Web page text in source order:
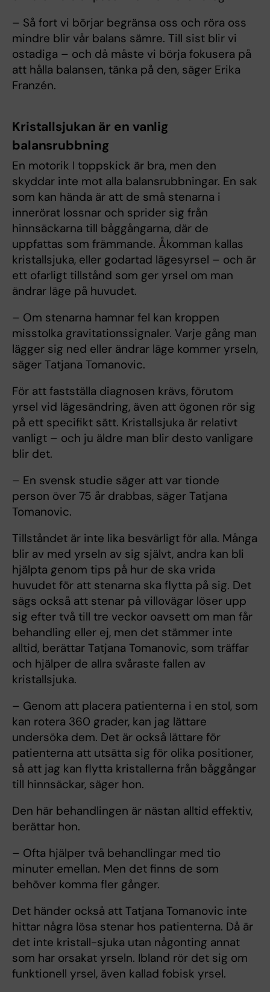
– Så fort vi börjar begränsa oss och röra oss
mindre blir vår balans sämre. Till sist blir vi
ostadiga – och då måste vi börja fokusera på
att hålla balansen, tänka på den, säger Erika
Franzén.
Kristallsjukan är en vanlig
balansrubbning
En motorik I toppskick är bra, men den
skyddar inte mot alla balansrubbningar. En sak
som kan hända är att de små stenarna i
innerörat lossnar och sprider sig från
hinnsäckarna till båggångarna, där de
uppfattas som främmande. Åkomman kallas
kristallsjuka, eller godartad lägesyrsel – och är
ett ofarligt tillstånd som ger yrsel om man
ändrar läge på huvudet.
– Om stenarna hamnar fel kan kroppen
misstolka gravitationssignaler. Varje gång man
lägger sig ned eller ändrar läge kommer yrseln,
säger Tatjana Tomanovic.
För att fastställa diagnosen krävs, förutom
yrsel vid lägesändring, även att ögonen rör sig
på ett specifikt sätt. Kristallsjuka är relativt
vanligt – och ju äldre man blir desto vanligare
blir det.
– En svensk studie säger att var tionde
person över 75 år drabbas, säger Tatjana
Tomanovic.
Tillståndet är inte lika besvärligt för alla. Många
blir av med yrseln av sig självt, andra kan bli
hjälpta genom tips på hur de ska vrida
huvudet för att stenarna ska flytta på sig. Det
sägs också att stenar på villovägar löser upp
sig efter två till tre veckor oavsett om man får
behandling eller ej, men det stämmer inte
alltid, berättar Tatjana Tomanovic, som träffar
och hjälper de allra svåraste fallen av
kristallsjuka.
– Genom att placera patienterna i en stol, som
kan rotera 360 grader, kan jag lättare
undersöka dem. Det är också lättare för
patienterna att utsätta sig för olika positioner,
så att jag kan flytta kristallerna från båggångar
till hinnsäckar, säger hon.
Den här behandlingen är nästan alltid effektiv,
berättar hon.
– Ofta hjälper två behandlingar med tio
minuter emellan. Men det finns de som
behöver komma fler gånger.
Det händer också att Tatjana Tomanovic inte
hittar några lösa stenar hos patienterna. Då är
det inte kristall-sjuka utan någonting annat
som har orsakat yrseln. Ibland rör det sig om
funktionell yrsel, även kallad fobisk yrsel.